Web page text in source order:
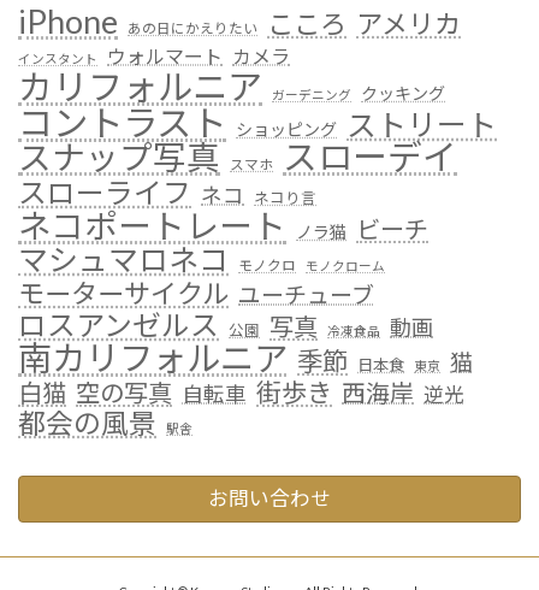
iPhone あの日にかえりたい こころ アメリカ
インスタント ウォルマート カメラ
カリフォルニア ガーデニング クッキング
コントラスト ショッピング ストリート
スナップ写真 スマホ スローデイ
スローライフ ネコ ネコり言
ネコポートレート ノラ猫 ビーチ
マシュマロネコ モノクロ モノクローム
モーターサイクル ユーチューブ
ロスアンゼルス 公園 写真 冷凍食品 動画
南カリフォルニア 季節 日本食 東京 猫
白猫 空の写真 自転車 街歩き 西海岸 逆光
都会の風景 駅舎
お問い合わせ